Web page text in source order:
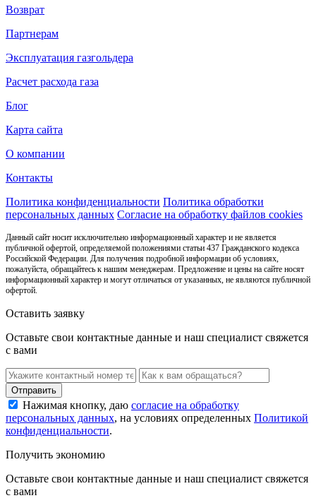
Возврат
Партнерам
Эксплуатация газгольдера
Расчет расхода газа
Блог
Карта сайта
О компании
Контакты
Политика конфиденциальности Политика обработки
персональных данных Согласие на обработку файлов cookies
Данный сайт носит исключительно информационный характер и не является
публичной офертой, определяемой положениями статьи 437 Гражданского кодекса
Российской Федерации. Для получения подробной информации об условиях,
пожалуйста, обращайтесь к нашим менеджерам. Предложение и цены на сайте носят
информационный характер и могут отличаться от указанных, не являются публичной
офертой.
Оставить заявку
Оставьте свои контактные данные и наш специалист свяжется
с вами
Нажимая кнопку, даю согласие на обработку
персональных данных, на условиях определенных Политикой
конфиденциальности.
Получить экономию
Оставьте свои контактные данные и наш специалист свяжется
с вами